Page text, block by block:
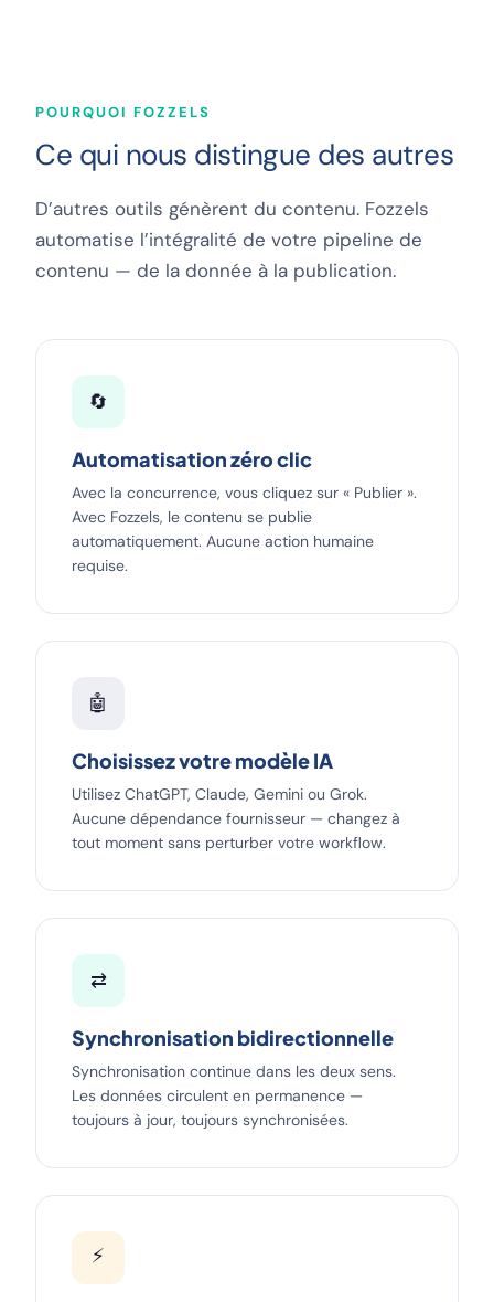
POURQUOI FOZZELS
Ce qui nous distingue des autres
D’autres outils génèrent du contenu. Fozzels
automatise l’intégralité de votre pipeline de
contenu — de la donnée à la publication.
🔄
Automatisation zéro clic
Avec la concurrence, vous cliquez sur « Publier ».
Avec Fozzels, le contenu se publie
automatiquement. Aucune action humaine
requise.
🤖
Choisissez votre modèle IA
Utilisez ChatGPT, Claude, Gemini ou Grok.
Aucune dépendance fournisseur — changez à
tout moment sans perturber votre workflow.
⇄
Synchronisation bidirectionnelle
Synchronisation continue dans les deux sens.
Les données circulent en permanence —
toujours à jour, toujours synchronisées.
⚡